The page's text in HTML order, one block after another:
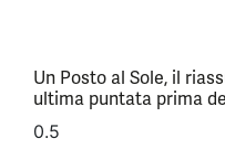
Un Posto al Sole, il
ultima puntata prima